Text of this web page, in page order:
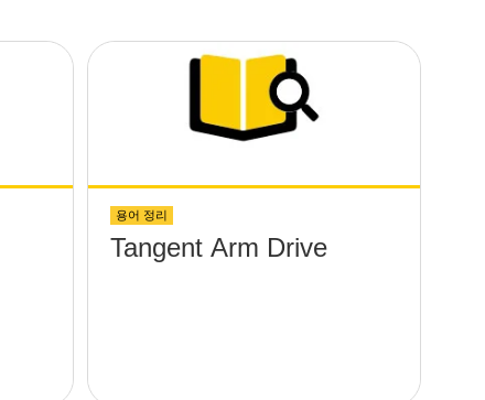
용어 정리
Tangent Arm Drive